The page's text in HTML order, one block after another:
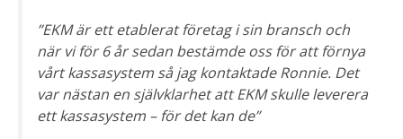
”EKM är ett etablerat företag i sin bransch och
när vi för 6 år sedan bestämde oss för att förnya
vårt kassasystem så jag kontaktade Ronnie. Det
var nästan en självklarhet att EKM skulle leverera
ett kassasystem – för det kan de”